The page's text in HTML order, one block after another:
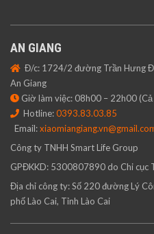
AN GIANG
Đ/c: 1724/2 đường Trần Hưng
An Giang
Giờ làm việc: 08h00 – 22h00
Hotline:0393.83.03.85
Email:
Công ty TNHH Smart Life Group
GPĐKKD: 5300807890 do Chi cục
Địa chỉ công ty: Số 220 đường Lý
phố Lào Cai, Tỉnh Lào Cai